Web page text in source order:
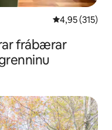
4,95 af 5 í
4,95 (315)
frábærar